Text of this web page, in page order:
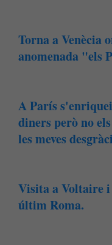
Torna a Venècia
anomenada "els
A París
diners però no
les meves
Visita a Voltaire
últim Roma.